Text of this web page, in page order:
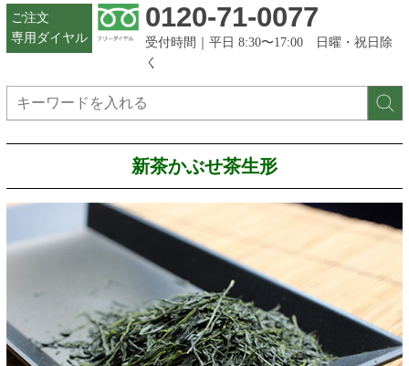
ご注文
専用ダイヤル
0120-71-0077
受付時間｜平日 8:30〜17:00 日曜・祝日除
く
新茶かぶせ茶生形